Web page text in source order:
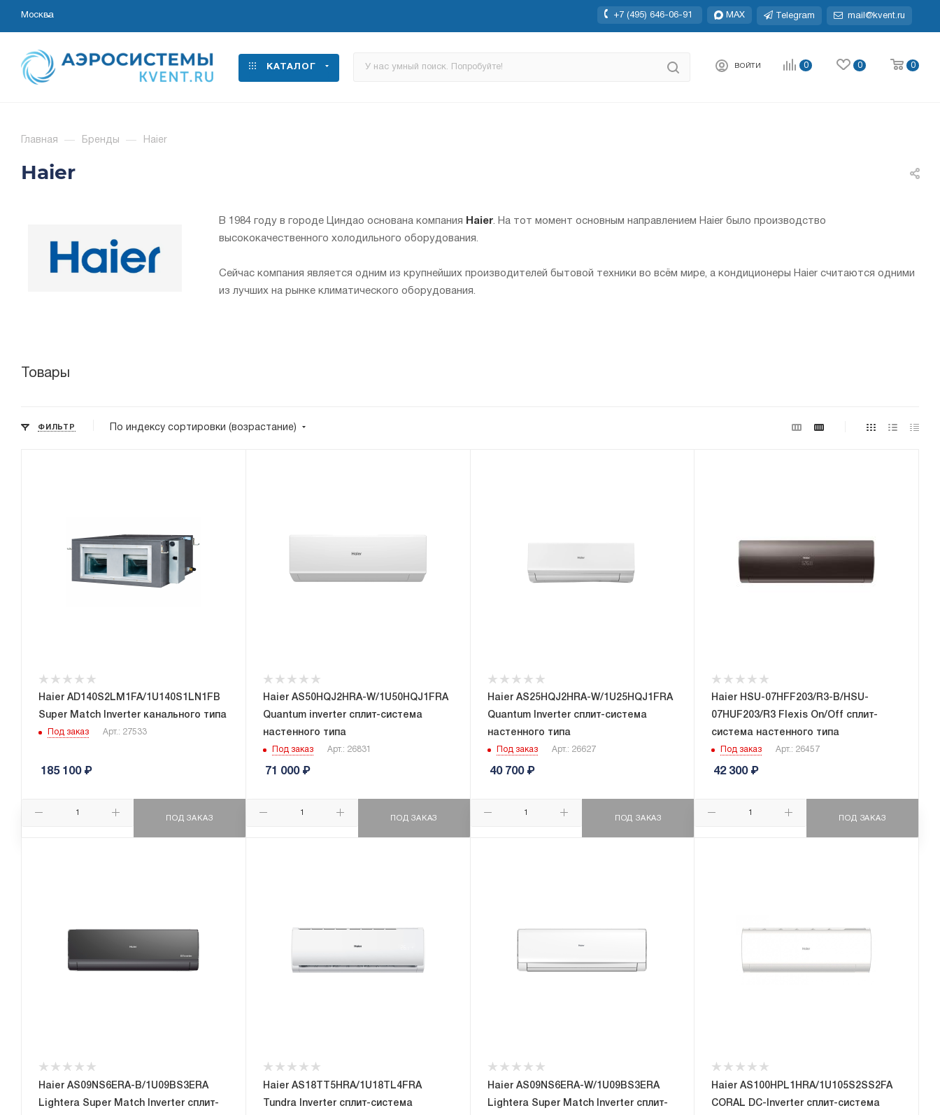
Москва +7 (495) 646-06-91 MAX Telegram mail@kvent.ru
КАТАЛОГ ВОЙТИ 0 0 0
Главная — Бренды — Haier
Haier
В 1984 году в городе Циндао основана компания Haier. На тот момент основным направлением Haier было производство
высококачественного холодильного оборудования.
Сейчас компания является одним из крупнейших производителей бытовой техники во всём мире, а кондиционеры Haier считаются одними
из лучших на рынке климатического оборудования.
Товары
ФИЛЬТР По индексу сортировки (возрастание)
Haier AD140S2LM1FA/1U140S1LN1FB
Super Match Inverter канального типа
Под заказ Арт.: 27533
185 100₽
ПОД ЗАКАЗ
Haier AS50HQJ2HRA-W/1U50HQJ1FRA
Quantum inverter сплит-система
настенного типа
Под заказ Арт.: 26831
71 000₽
ПОД ЗАКАЗ
Haier AS25HQJ2HRA-W/1U25HQJ1FRA
Quantum Inverter сплит-система
настенного типа
Под заказ Арт.: 26627
40 700₽
ПОД ЗАКАЗ
Haier HSU-07HFF203/R3-B/HSU-
07HUF203/R3 Flexis On/Off сплит-
система настенного типа
Под заказ Арт.: 26457
42 300₽
ПОД ЗАКАЗ
Haier AS09NS6ERA-B/1U09BS3ERA
Lightera Super Match Inverter сплит-
Haier AS18TT5HRA/1U18TL4FRA
Tundra Inverter сплит-система
Haier AS09NS6ERA-W/1U09BS3ERA
Lightera Super Match Inverter сплит-
Haier AS100HPL1HRA/1U105S2SS2FA
CORAL DC-Inverter сплит-система